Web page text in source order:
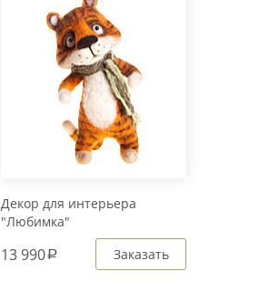
Декор для интерьера
"Любимка"
13 990a Заказать